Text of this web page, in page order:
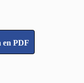
en PDF